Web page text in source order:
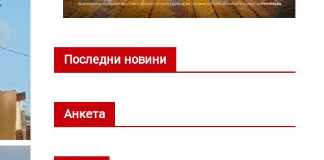
Последни новини
Анкета